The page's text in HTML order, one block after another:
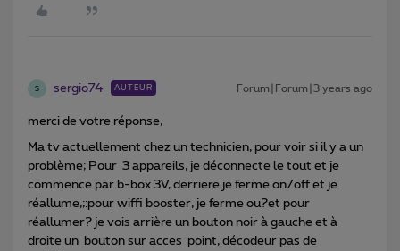
S sergio74 AUTEUR Forum|Forum|3 years ago
merci de votre réponse,
Ma tv actuellement chez un technicien, pour voir si il y a un
problème; Pour 3 appareils, je déconnecte le tout et je
commence par b-box 3V, derriere je ferme on/off et je
réallume,;:pour wiffi booster, je ferme ou?et pour
réallumer? je vois arrière un bouton noir à gauche et à
droite un bouton sur acces point, décodeur pas de